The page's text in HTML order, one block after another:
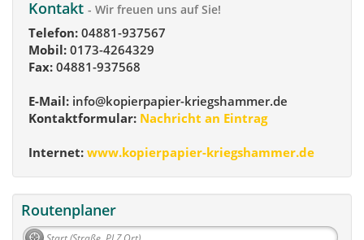
Kontakt - Wir freuen uns auf Sie!
Telefon: 04881-937567
Mobil: 0173-4264329
Fax: 04881-937568
E-Mail: info@kopierpapier-kriegshammer.de
Kontaktformular: Nachricht an Eintrag
Internet: www.kopierpapier-kriegshammer.de
Routenplaner